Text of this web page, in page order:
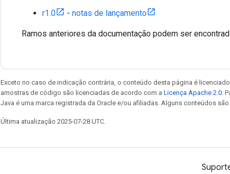
r1.0 - notas de lançamento
Ramos anteriores da documentação podem ser
Exceto no caso de indicação contrária, o conteúdo desta página é
amostras de código são licenciadas de acordo com a Licença Apache 2.0.
Java é uma marca registrada da Oracle e/ou afiliadas. Alguns conteúdos
Última atualização 2025-07-28 UTC.